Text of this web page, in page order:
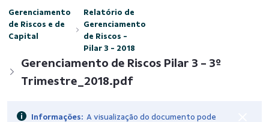
Gerenciamento
de Riscos e de
Capital
Relatório de
Gerenciamento
de Riscos -
Pilar 3 - 2018
Gerenciamento de Riscos Pilar 3 - 3º
Trimestre_2018.pdf
Informações: A visualização do documento pode